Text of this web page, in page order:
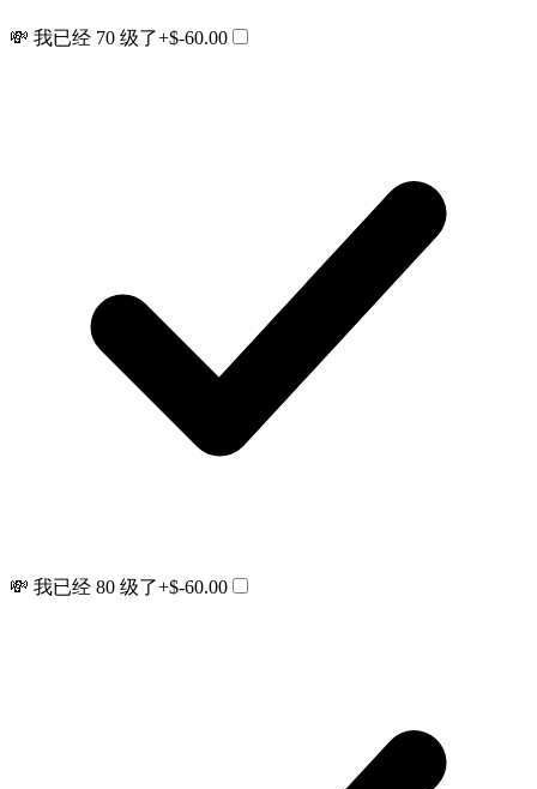
💸 我已经 70 级了+$-60.00
💸 我已经 80 级了+$-60.00